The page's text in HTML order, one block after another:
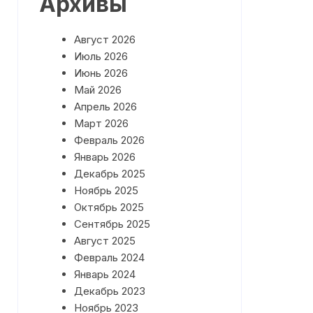
План работы на Май 2026 года
План работы на Июнь 2026
года
Август 2026
Июль 2026
Июнь 2026
Май 2026
Апрель 2026
Март 2026
Февраль 2026
Январь 2026
Декабрь 2025
Ноябрь 2025
Октябрь 2025
Сентябрь 2025
Август 2025
Февраль 2024
Январь 2024
Декабрь 2023
Ноябрь 2023